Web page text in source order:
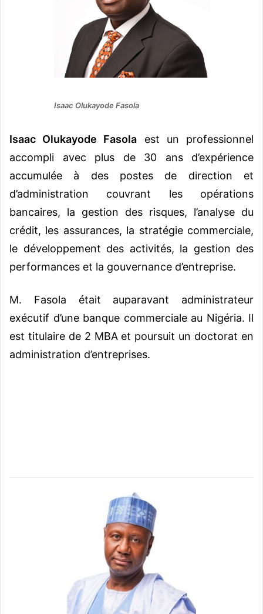
Isaac Olukayode Fasola
Isaac Olukayode Fasola est un professionnel
accompli avec plus de 30 ans d’expérience
accumulée à des postes de direction et
d’administration couvrant les opérations
bancaires, la gestion des risques, l’analyse du
crédit, les assurances, la stratégie commerciale,
le développement des activités, la gestion des
performances et la gouvernance d’entreprise.
M. Fasola était auparavant administrateur
exécutif d’une banque commerciale au Nigéria. Il
est titulaire de 2 MBA et poursuit un doctorat en
administration d’entreprises.